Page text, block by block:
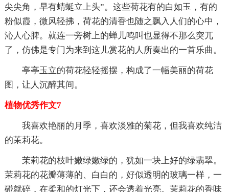
尖尖角，早有蜻蜓立上头”。这些荷花有的白如玉，有的
粉似霞，微风轻拂，荷花的清香也随之飘入人们的心中，
沁人心脾。就连一旁树上的蝉儿鸣叫也显得不那么突兀
了，仿佛是专门为来到这儿赏花的人所奏出的一首乐曲。
亭亭玉立的荷花轻轻摇摆，构成了一幅美丽的荷花
图，让人沉醉其间。
植物优秀作文7
我喜欢艳丽的月季，喜欢淡雅的菊花，但我喜欢纯洁
的茉莉花。
茉莉花的枝叶嫩绿嫩绿的，犹如一块上好的绿翡翠。
茉莉花的花瓣薄薄的、白白的，好似透明的玻璃一样，一
碰就碎，在柔和的灯光下，还会透着光亮。茉莉花的香味